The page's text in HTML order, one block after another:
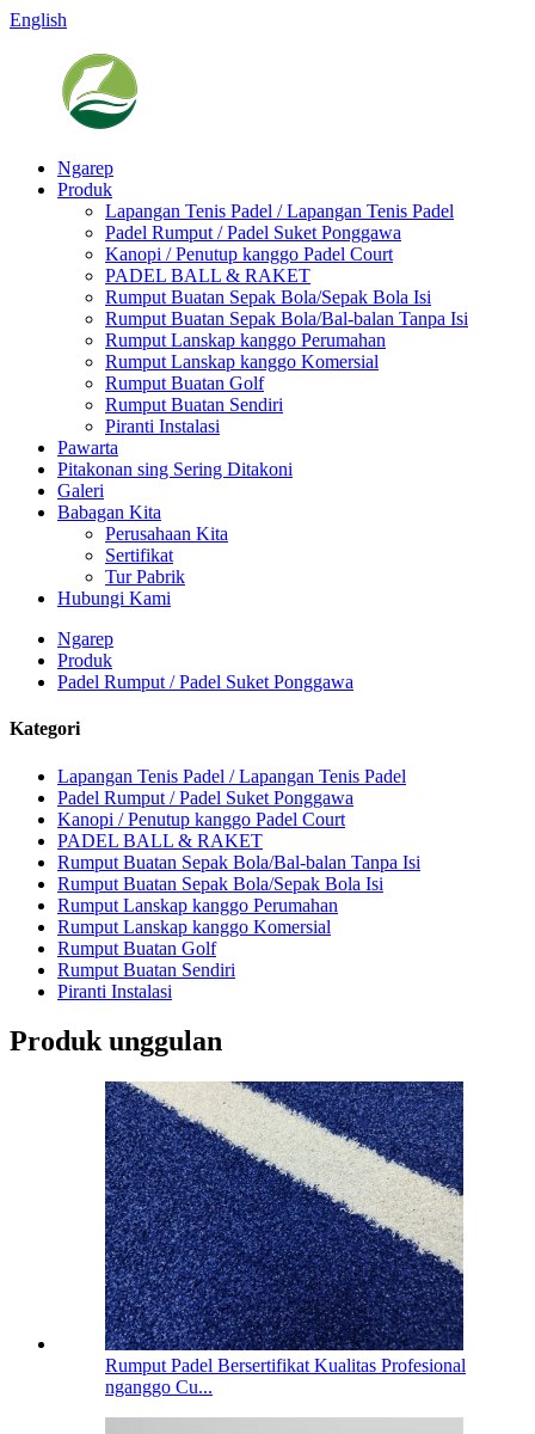
English
Ngarep
Produk
Lapangan Tenis Padel / Lapangan Tenis Padel
Padel Rumput / Padel Suket Ponggawa
Kanopi / Penutup kanggo Padel Court
PADEL BALL & RAKET
Rumput Buatan Sepak Bola/Sepak Bola Isi
Rumput Buatan Sepak Bola/Bal-balan Tanpa Isi
Rumput Lanskap kanggo Perumahan
Rumput Lanskap kanggo Komersial
Rumput Buatan Golf
Rumput Buatan Sendiri
Piranti Instalasi
Pawarta
Pitakonan sing Sering Ditakoni
Galeri
Babagan Kita
Perusahaan Kita
Sertifikat
Tur Pabrik
Hubungi Kami
Ngarep
Produk
Padel Rumput / Padel Suket Ponggawa
Kategori
Lapangan Tenis Padel / Lapangan Tenis Padel
Padel Rumput / Padel Suket Ponggawa
Kanopi / Penutup kanggo Padel Court
PADEL BALL & RAKET
Rumput Buatan Sepak Bola/Bal-balan Tanpa Isi
Rumput Buatan Sepak Bola/Sepak Bola Isi
Rumput Lanskap kanggo Perumahan
Rumput Lanskap kanggo Komersial
Rumput Buatan Golf
Rumput Buatan Sendiri
Piranti Instalasi
Produk unggulan
Rumput Padel Bersertifikat Kualitas Profesional
nganggo Cu...